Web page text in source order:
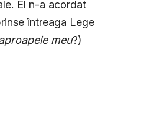
El n-a acordat
întreaga Lege
meu?)